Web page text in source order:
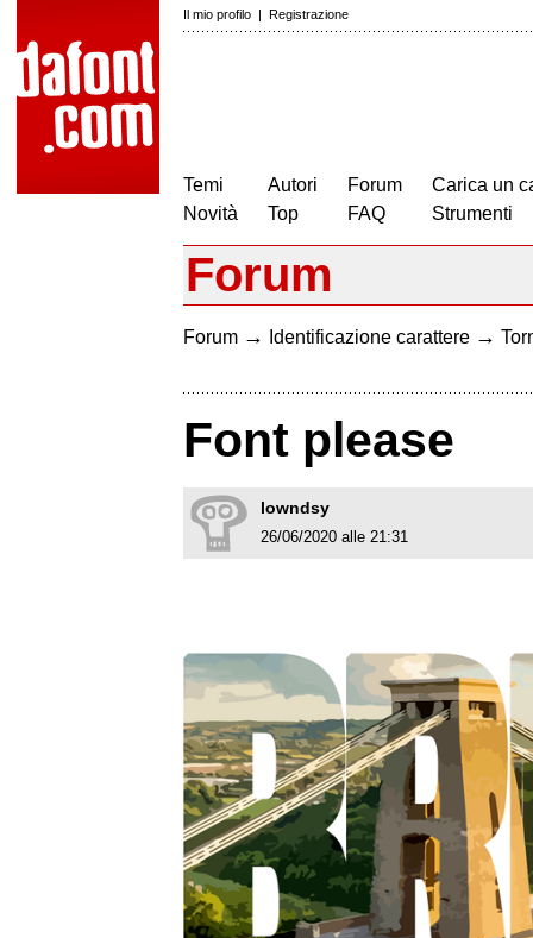
Il mio profilo | Registrazione
Temi
Novità
Autori
Top
Forum
FAQ
Carica un
Strumenti
Forum
Forum → Identificazione carattere →
Font please
lowndsy
26/06/2020 alle 21:31